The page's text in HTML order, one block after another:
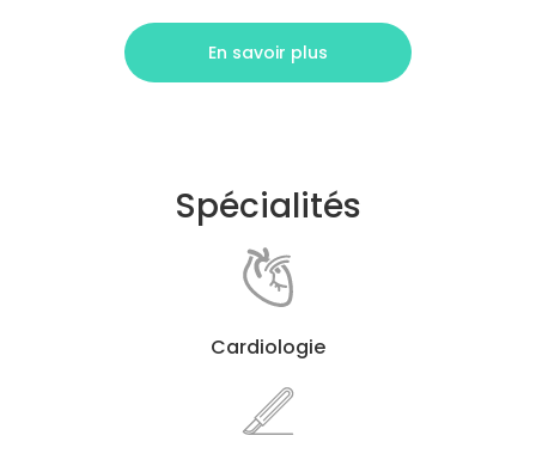
En savoir plus
Spécialités
Cardiologie